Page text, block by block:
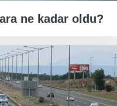
ne kadar oldu?